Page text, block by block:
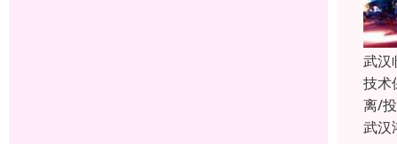
武汉
技术
离/
武汉